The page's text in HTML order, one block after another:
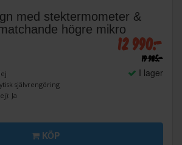
med stektermometer &
högre mikro
självrengöring
Ja
12 990:-
19 985:-
I lager
KÖP